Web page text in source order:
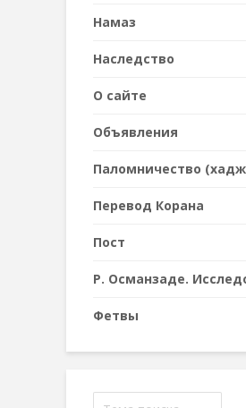
Намаз
Наследствo
О сайте
Объявления
Паломничество
Перевод Корана
Пост
Р. Османзаде.
Фетвы